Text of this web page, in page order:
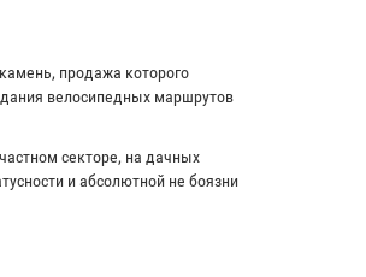
продажа которого
велосипедных маршрутов
секторе, на дачных
и абсолютной не боязни